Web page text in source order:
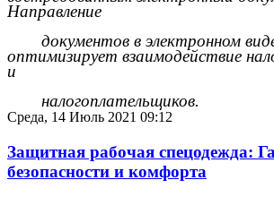
Направление
документов в электронном
оптимизирует взаимодействие
и
налогоплательщиков.
Среда, 14 Июль 2021 09:12
Защитная рабочая спецодежда:
безопасности и комфорта